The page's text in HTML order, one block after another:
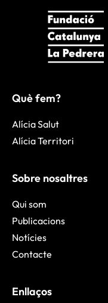
Què fem?
Alícia Salut
Alícia Territori
Sobre nosaltres
Qui som
Publicacions
Notícies
Contacte
Enllaços